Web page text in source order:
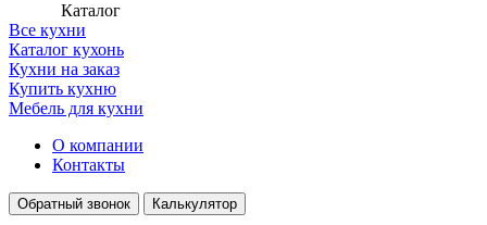
Каталог
Все кухни
Каталог кухонь
Кухни на заказ
Купить кухню
Мебель для кухни
О компании
Контакты
Обратный звонок Калькулятор